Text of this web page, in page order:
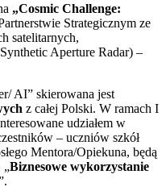
„Cosmic Challenge:
Strategicznym ze
satelitarnych,
Aperture Radar) –
AI” skierowana jest
z całej Polski. W ramach I
udziałem w
– uczniów szkół
Mentora/Opiekuna, będą
„Biznesowe wykorzystanie